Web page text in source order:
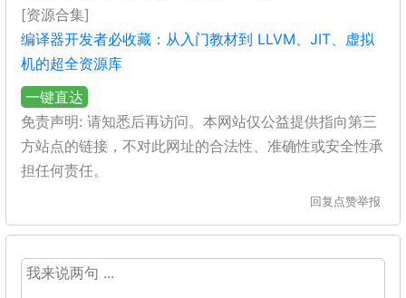
[资源合集]
编译器开发者必收藏：从入门教材到 LLVM、JIT、虚拟
机的超全资源库
一键直达
免责声明: 请知悉后再访问。本网站仅公益提供指向第三
方站点的链接，不对此网址的合法性、准确性或安全性承
担任何责任。
回复 点赞举报